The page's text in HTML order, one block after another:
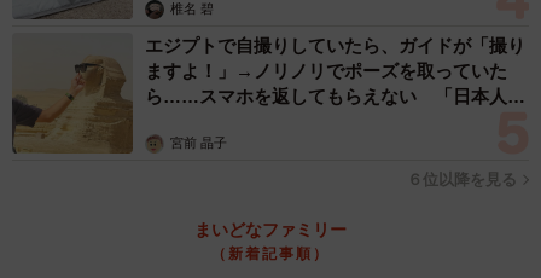
椎名 碧
エジプトで自撮りしていたら、ガイドが「撮り
ますよ！」→ノリノリでポーズを取っていた
ら……スマホを返してもらえない 「日本人は
宮前 晶子
６位以降を見る
まいどなファミリー
（新着記事順）